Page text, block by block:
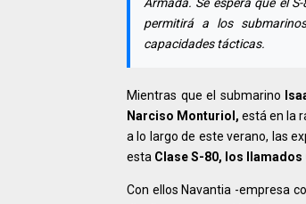
permitirá a los
capacidades tácticas.
Mientras que el submarino
Narciso Monturiol, está en la
a lo largo de este verano, las
esta Clase S-80, los llamados
Con ellos Navantia -empresa